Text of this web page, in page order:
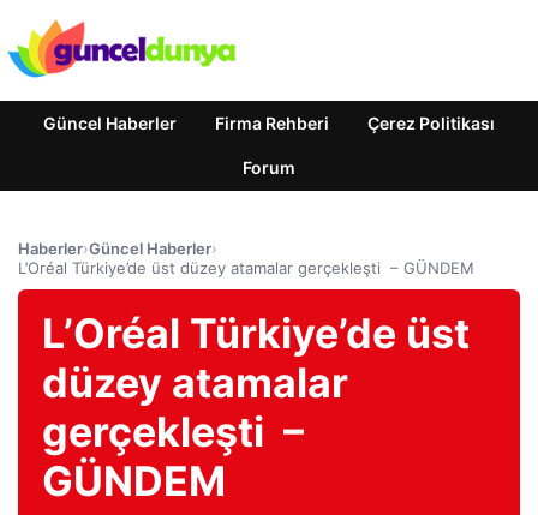
Güncel Haberler Firma Rehberi Çerez Politikası
Forum
Haberler›Güncel Haberler›
L’Oréal Türkiye’de üst düzey atamalar gerçekleşti – GÜNDEM
L’Oréal Türkiye’de üst
düzey atamalar
gerçekleşti –
GÜNDEM